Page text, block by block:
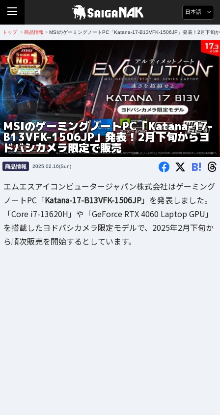
日本語
トップ > 商品情報 > MSIのゲーミングノートPC「Katana-17-B13VFK-1506JP」発表！2月下旬
MSIのゲーミングノートPC「Katana-17-
B13VFK-1506JP」発表！2月下旬からヨ
ドバシカメラ限定で販売
商品情報 2025.02.16(Sun) B!
エムエスアイコンピュータージャパン株式会社はゲーミング
ノートPC「Katana-17-B13VFK-1506JP」を発表しました。
「Core i7-13620H」や「GeForce RTX 4060 Laptop GPU」
を搭載したヨドバシカメラ限定モデルで、2025年2月下旬か
ら順次販売を開始するとしています。